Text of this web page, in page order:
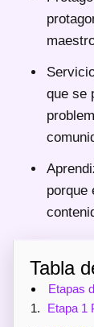
que se
porque
Tabla
Etapas
Etapa 1